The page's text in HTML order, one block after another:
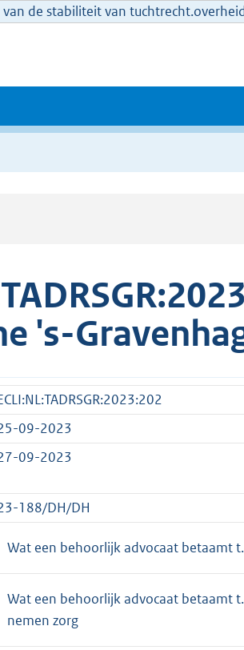
de stabiliteit van
's-
09-2023
09-2023
188/DH/DH
Wat een behoorlijk advocaat betaamt
Wat een behoorlijk advocaat betaamt
nemen zorg